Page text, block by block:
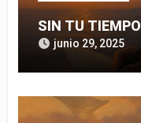
SIN TU TIEMPO
junio 29, 2025